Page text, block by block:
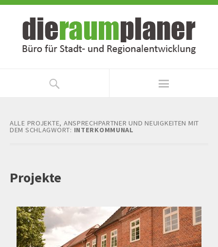
Zum
springen
Zur
springen
ALLE PROJEKTE, ANSPRECHPARTNER UND NEUIGKEITEN MIT
DEM SCHLAGWORT: INTERKOMMUNAL
Projekte